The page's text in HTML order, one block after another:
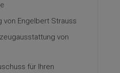
von Engelbert Strauss
von
für Ihren